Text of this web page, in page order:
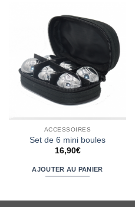
ACCESSOIRES
Set de 6 mini boules
16,90€
AJOUTER AU PANIER